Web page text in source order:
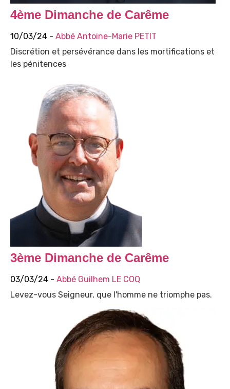
4ème Dimanche de Carême
10/03/24 - Abbé Antoine-Marie PETIT
Discrétion et persévérance dans les mortifications et
les pénitences
3ème Dimanche de Carême
03/03/24 - Abbé Guilhem LE COQ
Levez-vous Seigneur, que l'homme ne triomphe pas.